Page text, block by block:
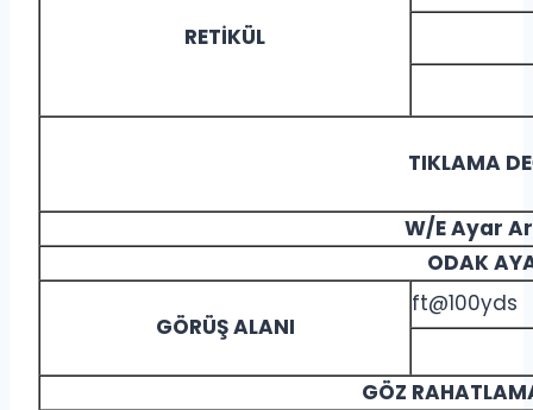
RETİKÜL
TIKLAMA
W/E Ayar
ODAK
GÖRÜŞ ALANI
ft@100yds
GÖZ